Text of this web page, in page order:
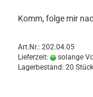
Komm, folge mir
Art.Nr.: 202.04.05
Lieferzeit:
solange
Lagerbestand: 20 Stück